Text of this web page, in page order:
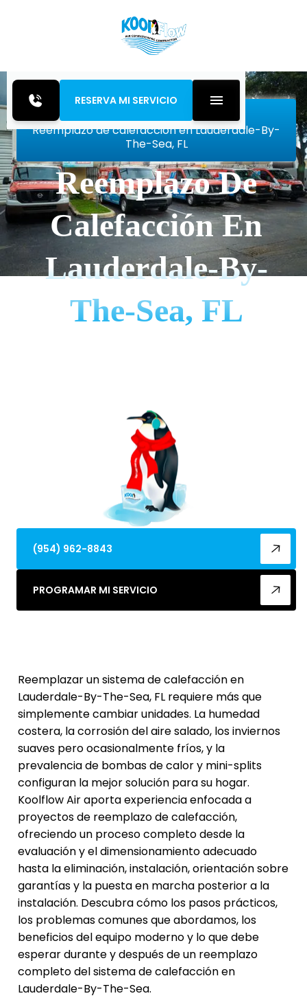
RESERVA MI SERVICIO
Reemplazo de calefacción en Lauderdale-By-
The-Sea, FL
Reemplazo De
Calefacción En
Lauderdale-By-
The-Sea, FL
(954) 962-8843
PROGRAMAR MI SERVICIO
Reemplazar un sistema de calefacción en
Lauderdale-By-The-Sea, FL requiere más que
simplemente cambiar unidades. La humedad
costera, la corrosión del aire salado, los inviernos
suaves pero ocasionalmente fríos, y la
prevalencia de bombas de calor y mini-splits
configuran la mejor solución para su hogar.
Koolflow Air aporta experiencia enfocada a
proyectos de reemplazo de calefacción,
ofreciendo un proceso completo desde la
evaluación y el dimensionamiento adecuado
hasta la eliminación, instalación, orientación sobre
garantías y la puesta en marcha posterior a la
instalación. Descubra cómo los pasos prácticos,
los problemas comunes que abordamos, los
beneficios del equipo moderno y lo que debe
esperar durante y después de un reemplazo
completo del sistema de calefacción en
Lauderdale-By-The-Sea.